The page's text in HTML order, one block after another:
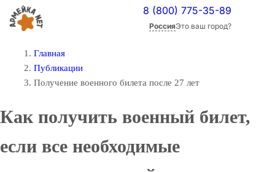
8 (800) 775-35-89
РоссияЭто ваш город?
Главная
Публикации
Получение военного билета после 27 лет
Как получить военный билет,
если все необходимые